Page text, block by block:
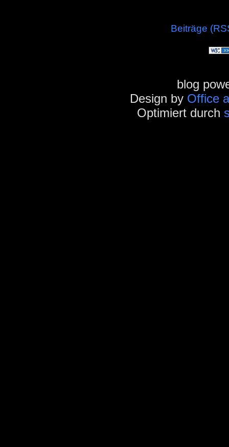
Beiträge
blog
Design by Office
Optimiert durch